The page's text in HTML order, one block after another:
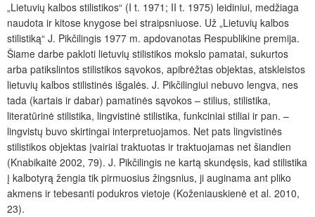
„Lietuvių kalbos stilistikos“ (I t. 1971; II t. 1975) leidiniui, medžiaga
naudota ir kitose knygose bei straipsniuose. Už „Lietuvių kalbos
stilistiką“ J. Pikčilingis 1977 m. apdovanotas Respublikine premija.
Šiame darbe pakloti lietuvių stilistikos mokslo pamatai, sukurtos
arba patikslintos stilistikos sąvokos, apibrėžtas objektas, atskleistos
lietuvių kalbos stilistinės išgalės. J. Pikčilingiui nebuvo lengva, nes
tada (kartais ir dabar) pamatinės sąvokos – stilius, stilistika,
literatūrinė stilistika, lingvistinė stilistika, funkciniai stiliai ir pan. –
lingvistų buvo skirtingai interpretuojamos. Net pats lingvistinės
stilistikos objektas įvairiai traktuotas ir traktuojamas net šiandien
(Knabikaitė 2002, 79). J. Pikčilingis ne kartą skundęsis, kad stilistika
į kalbotyrą žengia tik pirmuosius žingsnius, ji auginama ant pliko
akmens ir tebesanti podukros vietoje (Koženiauskienė et al. 2010,
23).